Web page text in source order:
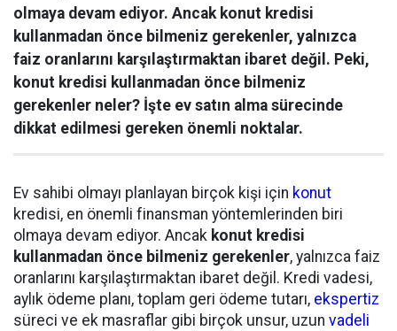
olmaya devam ediyor. Ancak konut kredisi
kullanmadan önce bilmeniz gerekenler, yalnızca
faiz oranlarını karşılaştırmaktan ibaret değil. Peki,
konut kredisi kullanmadan önce bilmeniz
gerekenler neler? İşte ev satın alma sürecinde
dikkat edilmesi gereken önemli noktalar.
Ev sahibi olmayı planlayan birçok kişi için konut
kredisi, en önemli finansman yöntemlerinden biri
olmaya devam ediyor. Ancak konut kredisi
kullanmadan önce bilmeniz gerekenler, yalnızca faiz
oranlarını karşılaştırmaktan ibaret değil. Kredi vadesi,
aylık ödeme planı, toplam geri ödeme tutarı, ekspertiz
süreci ve ek masraflar gibi birçok unsur, uzun vadeli